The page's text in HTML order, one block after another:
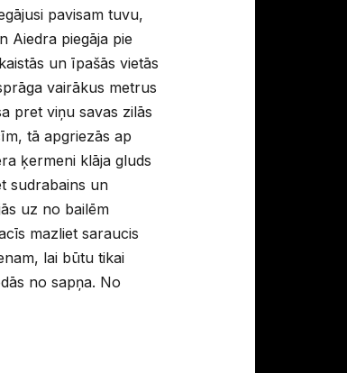
pavisam tuvu,
Aiedra piegāja pie
un īpašās vietās
vairākus metrus
pret viņu savas zilās
tā apgriezās ap
ķermeni klāja gluds
sudrabains un
uz no bailēm
mazliet saraucis
lai būtu tikai
no sapņa. No